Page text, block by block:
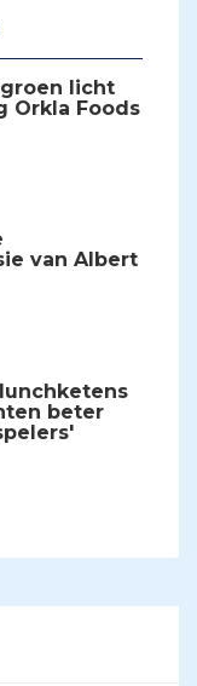
licht
Orkla Foods
van Albert
beter